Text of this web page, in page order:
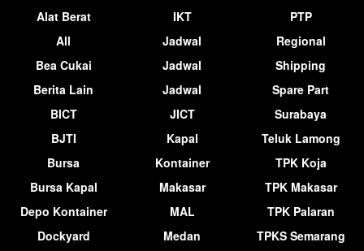
Alat Berat
All
Bea Cukai
Berita Lain
BICT
BJTI
Bursa
Bursa Kapal
Depo Kontainer
Dockyard
IKT
Jadwal
Jadwal
Jadwal
JICT
Kapal
Kontainer
Makasar
MAL
Medan
PTP
Regional
Shipping
Spare Part
Surabaya
Teluk Lamong
TPK Koja
TPK Makasar
TPK Palaran
TPKS Semarang